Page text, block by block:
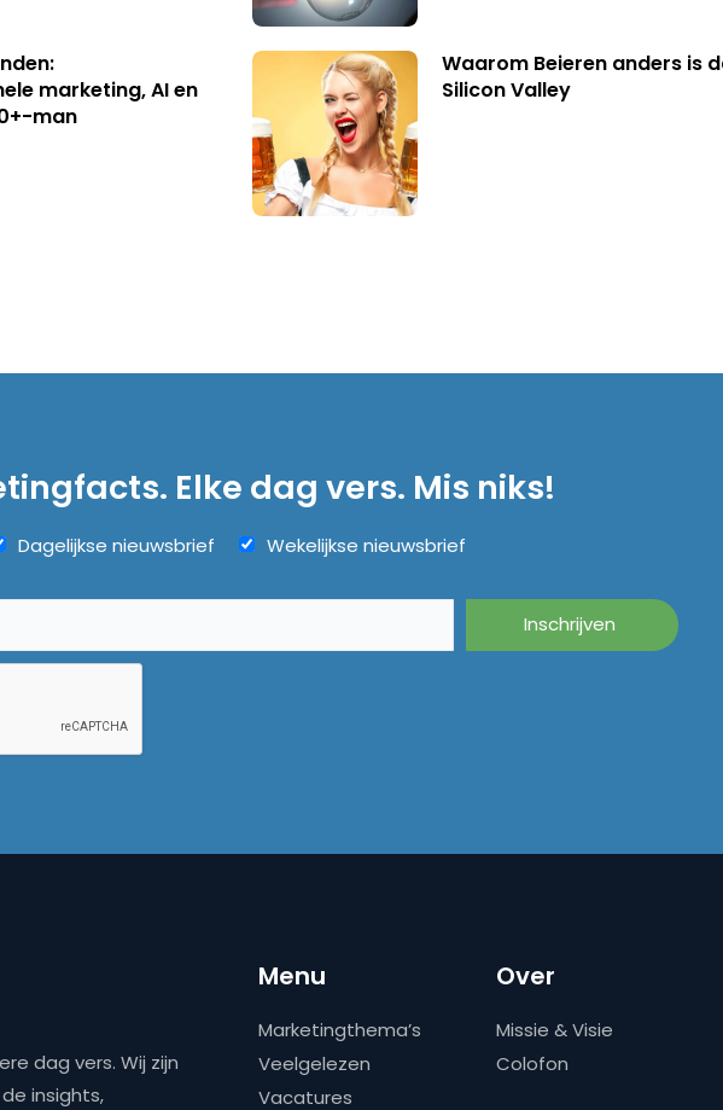
marketing, AI en
man
Waarom Beieren anders is
Silicon Valley
Elke dag vers. Mis niks!
Dagelijkse nieuwsbrief Wekelijkse nieuwsbrief
dag vers. Wij zijn
insights,
Menu
Marketingthema’s
Veelgelezen
Vacatures
Over
Missie & Visie
Colofon